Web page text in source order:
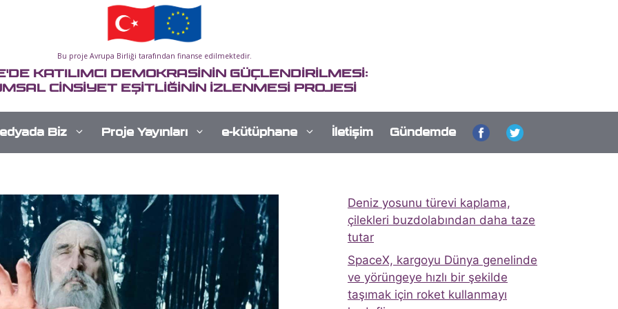
Bu proje Avrupa Birliği tarafından finanse edilmektedir.
KATILIMCI DEMOKRASİNİN GÜÇLENDİRİLMESİ:
CİNSİYET EŞİTLİĞİNİN İZLENMESİ PROJESİ
Biz Proje Yayınları e-kütüphane İletişim Gündemde
Deniz yosunu türevi kaplama,
çilekleri buzdolabından daha taze
tutar
SpaceX, kargoyu Dünya genelinde
ve yörüngeye hızlı bir şekilde
taşımak için roket kullanmayı